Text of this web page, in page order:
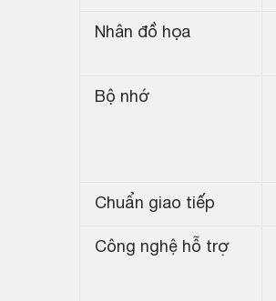
Nhân đồ họa
Bộ nhớ
Chuẩn giao tiếp
Công nghệ hỗ trợ